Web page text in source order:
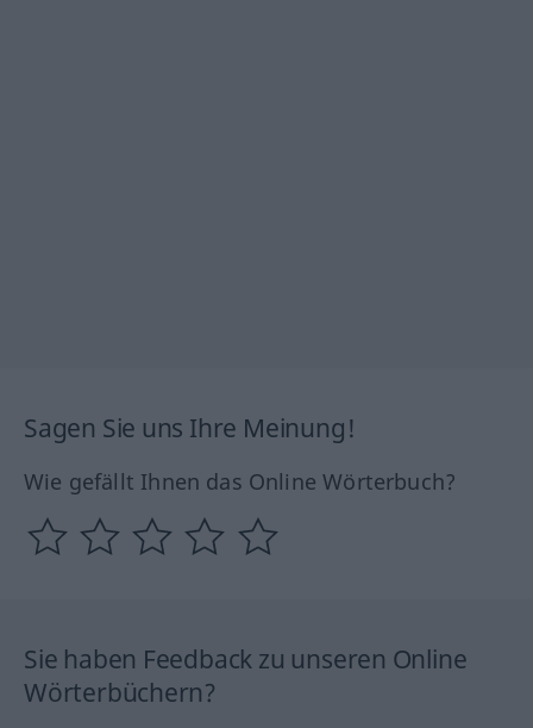
Sagen Sie uns Ihre Meinung!
Wie gefällt Ihnen das Online Wörterbuch?
Sie haben Feedback zu unseren Online
Wörterbüchern?